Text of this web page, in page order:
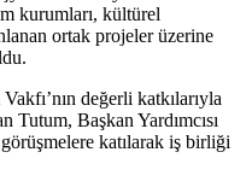
kurumları, kültürel
ortak projeler üzerine
değerli katkılarıyla
Tutum, Başkan Yardımcısı
katılarak iş birliği